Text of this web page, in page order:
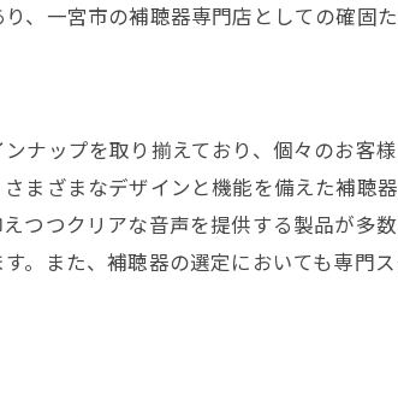
な補聴器の選択肢
しい聞こえを楽しむためのヒント
ィングからアフターケアまで補聴器セ
ィッティングの重要性
、一宮市の補聴器専門店としての確固た
ナップを取り揃えており、個々のお客
まざまなデザインと機能を備えた補聴
つつクリアな音声を提供する製品が多
。また、補聴器の選定においても専門